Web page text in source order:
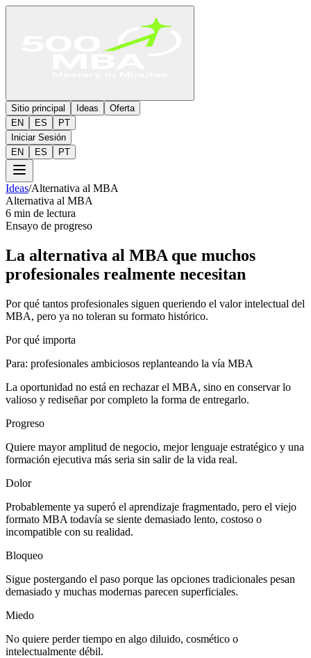
Sitio principal Ideas
Oferta
EN
ES
PT
Iniciar Sesión
EN
ES PT
Ideas/Alternativa al MBA
Alternativa al MBA
6 min de lectura
Ensayo de progreso
La alternativa al MBA que muchos
profesionales realmente necesitan
Por qué tantos profesionales siguen queriendo el valor intelectual del
MBA, pero ya no toleran su formato histórico.
Por qué importa
Para: profesionales ambiciosos replanteando la vía MBA
La oportunidad no está en rechazar el MBA, sino en conservar lo
valioso y rediseñar por completo la forma de entregarlo.
Progreso
Quiere mayor amplitud de negocio, mejor lenguaje estratégico y una
formación ejecutiva más seria sin salir de la vida real.
Dolor
Probablemente ya superó el aprendizaje fragmentado, pero el viejo
formato MBA todavía se siente demasiado lento, costoso o
incompatible con su realidad.
Bloqueo
Sigue postergando el paso porque las opciones tradicionales pesan
demasiado y muchas modernas parecen superficiales.
Miedo
No quiere perder tiempo en algo diluido, cosmético o
intelectualmente débil.